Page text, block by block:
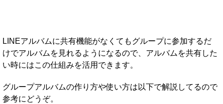
LINEアルバムに共有機能がなくてもグループに参加するだ
けでアルバムを見れるようになるので、アルバムを共有した
い時にはこの仕組みを活用できます。
グループアルバムの作り方や使い方は以下で解説してるので
参考にどうぞ。